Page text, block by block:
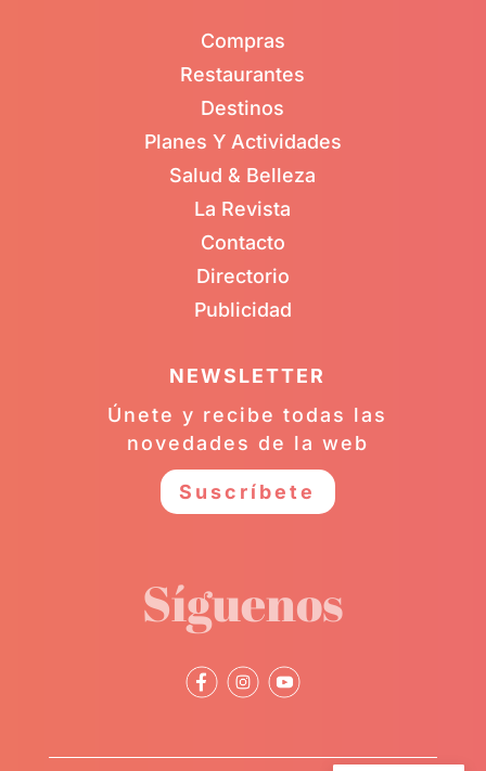
Compras
Restaurantes
Destinos
Planes Y Actividades
Salud & Belleza
La Revista
Contacto
Directorio
Publicidad
NEWSLETTER
Únete y recibe todas las
novedades de la web
Suscríbete
Síguenos